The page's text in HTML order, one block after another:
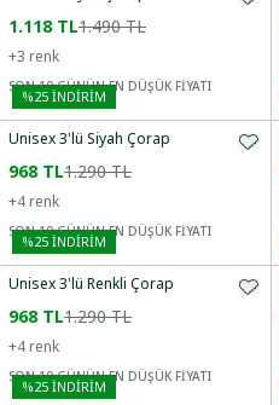
1.118 TL1.490 TL
+3 renk
SON 10 GÜNÜN EN DÜŞÜK FİYATI
%25 İNDİRİM
Unisex 3'lü Siyah Çorap
968 TL1.290 TL
+4 renk
SON 10 GÜNÜN EN DÜŞÜK FİYATI
%25 İNDİRİM
Unisex 3'lü Renkli Çorap
968 TL1.290 TL
+4 renk
SON 10 GÜNÜN EN DÜŞÜK FİYATI
%25 İNDİRİM